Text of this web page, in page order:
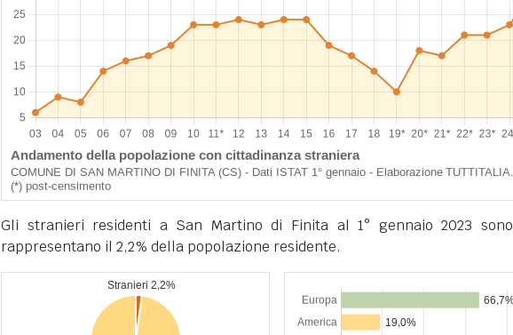
Gli stranieri residenti a San Martino di Finita al 1° gennaio 2023 sono
rappresentano il 2,2% della popolazione residente.